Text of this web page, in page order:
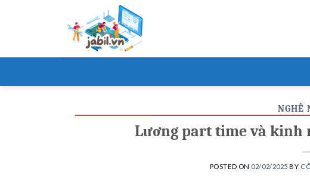
NGHỀ
Lương part time và kinh
POSTED ON 02/02/2025 BY